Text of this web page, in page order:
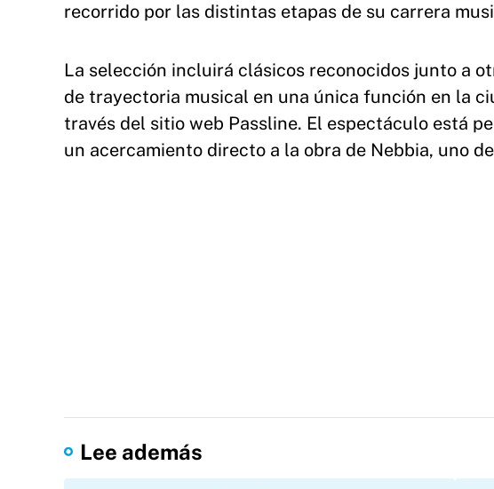
recorrido por las distintas etapas de su carrera
La selección incluirá clásicos reconocidos junto a
de trayectoria musical en una única función en la
través del sitio web Passline. El espectáculo está
un acercamiento directo a la obra de Nebbia, uno
Lee además